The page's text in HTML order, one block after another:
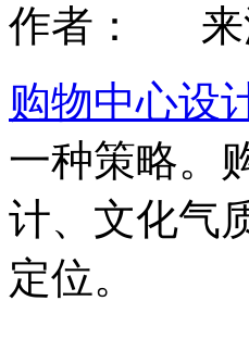
作者： 来
购物中心设
一种策略。
计、文化气
定位。